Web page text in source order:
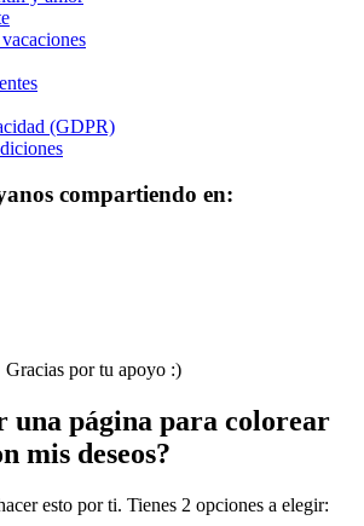
(GDPR)
compartiendo en:
Gracias por tu apoyo :)
una página para colorear
mis deseos?
esto por ti. Tienes 2 opciones a elegir: